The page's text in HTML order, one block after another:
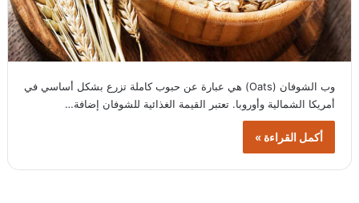
وب الشوفان (Oats) هي عبارة عن حبوب كاملة تزرع بشكل أساسي في
أمريكا الشمالية وأوروبا. تعتبر القيمة الغذائية للشوفان إضافة…
أكمل القراءة »